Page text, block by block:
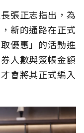
張正志指出，為
新的通路在正式
優惠」的活動進
人數與簽帳金額
會將其正式編入